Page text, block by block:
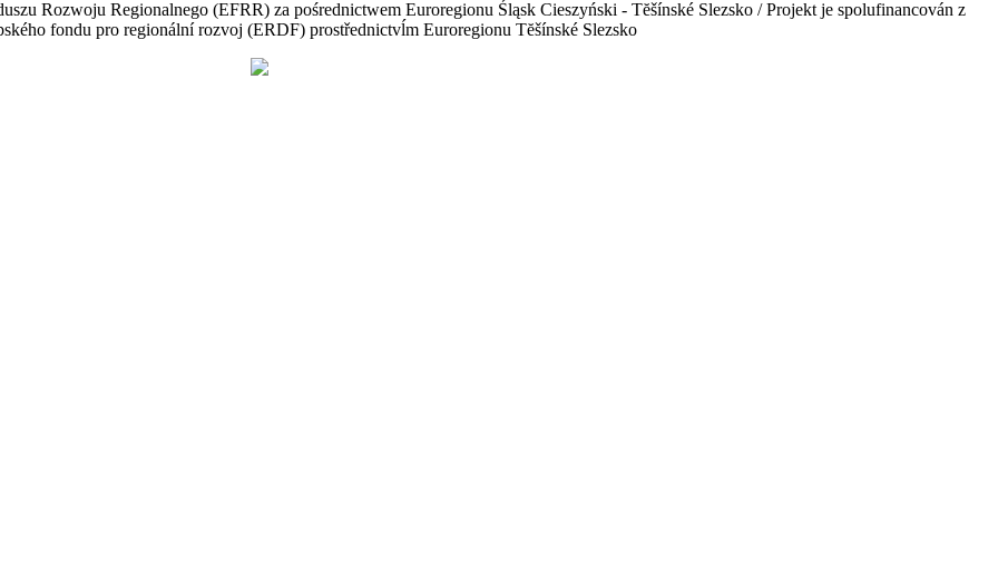
Rozwoju Regionalnego (EFRR) za pośrednictwem Euroregionu Śląsk Cieszyński - Tĕšínské Slezsko / Projekt je spolufinancován z
fondu pro regionální rozvoj (ERDF) prostřednictvĺm Euroregionu Tĕšínské Slezsko